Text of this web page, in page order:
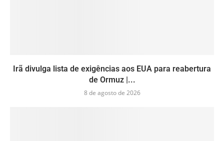
Irã divulga lista de exigências aos EUA para reabertura
de Ormuz |...
8 de agosto de 2026